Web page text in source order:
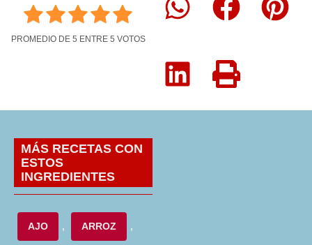
PROMEDIO DE 5 ENTRE 5 VOTOS
MÁS RECETAS CON
ESTOS
INGREDIENTES
AJO , ARROZ ,